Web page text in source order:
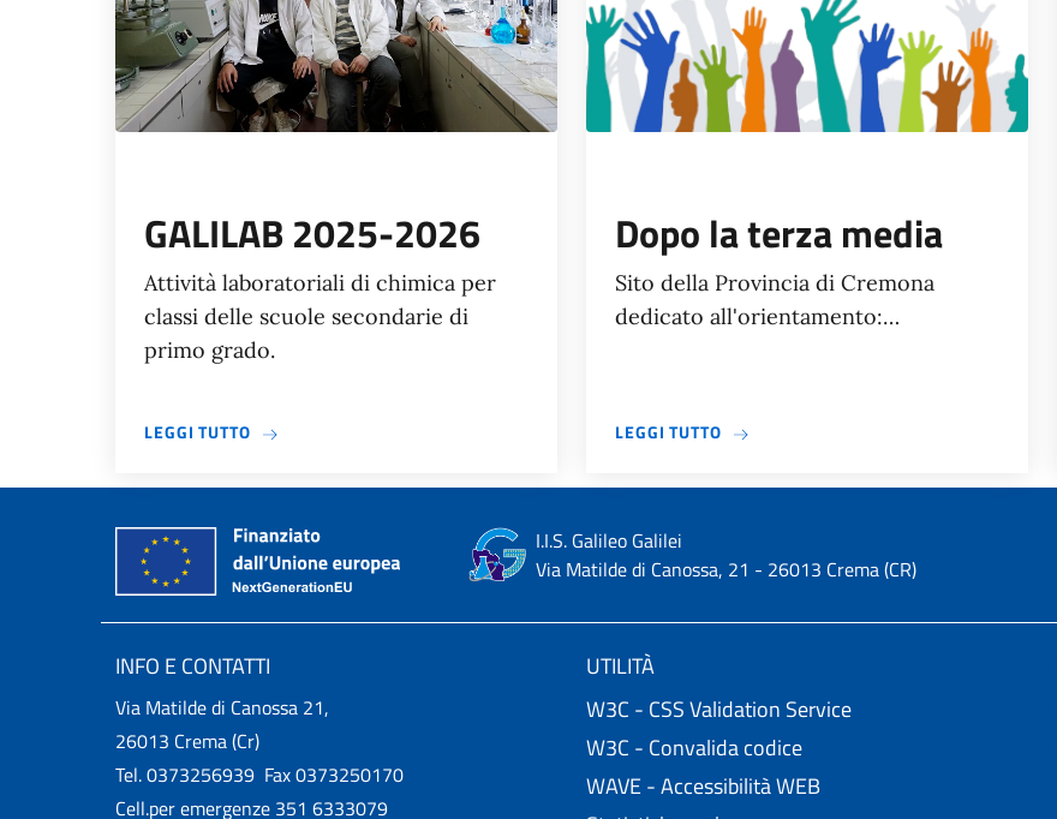
GALILAB 2025-2026
Attività laboratoriali di chimica per
classi delle scuole secondarie di
primo grado.
LEGGI TUTTOA PROPOSITO DI GALILAB 2025-2026
Dopo la terza media
Sito della Provincia di Cremona
dedicato all'orientamento:…
LEGGI TUTTOA PROPOSITO DI DOPO LA TERZA MEDIA
I.I.S. Galileo Galilei
Via Matilde di Canossa, 21 - 26013 Crema (CR)
INFO E CONTATTI
Via Matilde di Canossa 21,
26013 Crema (Cr)
Tel. 0373256939 Fax 0373250170
Cell.per emergenze 351 6333079
UTILITÀ
W3C - CSS Validation Service
W3C - Convalida codice
WAVE - Accessibilità WEB